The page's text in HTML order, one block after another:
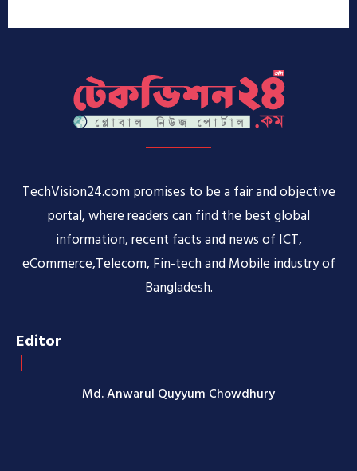
TechVision24.com promises to be a fair and objective
portal, where readers can find the best global
information, recent facts and news of ICT,
eCommerce,Telecom, Fin-tech and Mobile industry of
Bangladesh.
Editor
Md. Anwarul Quyyum Chowdhury